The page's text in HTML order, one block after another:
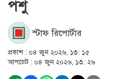
পশু
স্টাফ রিপোর্টার
প্রকাশ : ০৪ জুন ২০২৬, ১৩: ১৫
আপডেট : ০৪ জুন ২০২৬, ১৩: ২৬